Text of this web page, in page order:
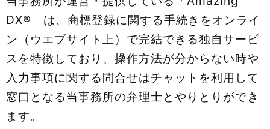
DX®」は、商標登録に関する手続きをオンライ
ン（ウエブサイト上）で完結できる独自サービ
スを特徴しており、操作方法が分からない時や
入力事項に関する問合せはチャットを利用して
窓口となる当事務所の弁理士とやりとりができ
ます。